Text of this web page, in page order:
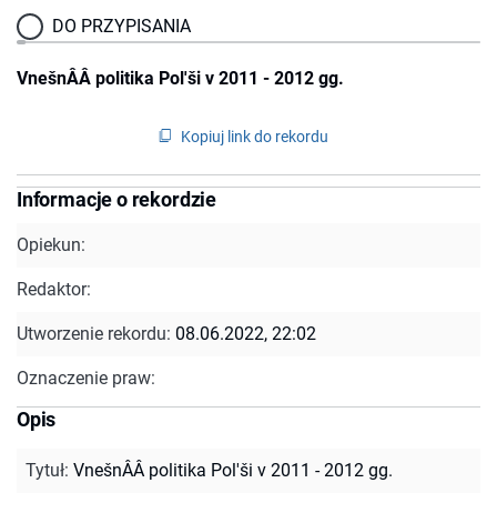
DO PRZYPISANIA
VnešnÂÂ politika Pol'ši v 2011 - 2012 gg.
Kopiuj link do rekordu
Informacje o rekordzie
Opiekun:
Redaktor:
Utworzenie rekordu: 08.06.2022, 22:02
Oznaczenie praw:
Opis
Tytuł: VnešnÂÂ politika Pol'ši v 2011 - 2012 gg.